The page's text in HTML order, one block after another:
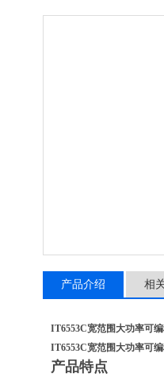
产品介绍 相
IT6553C宽范围大功率可
IT6553C宽范围大功率可
产品特点